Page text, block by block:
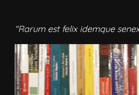
"Rarum est felix idemque